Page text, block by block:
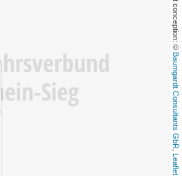
Baumgardt Consultants GbR
,
Leaflet